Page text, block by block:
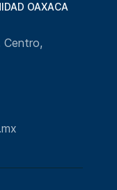
OAXACA
Centro,